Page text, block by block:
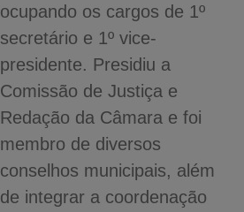
ocupando os cargos de 1º
secretário e 1º vice-
presidente. Presidiu a
Comissão de Justiça e
Redação da Câmara e foi
membro de diversos
conselhos municipais, além
de integrar a coordenação